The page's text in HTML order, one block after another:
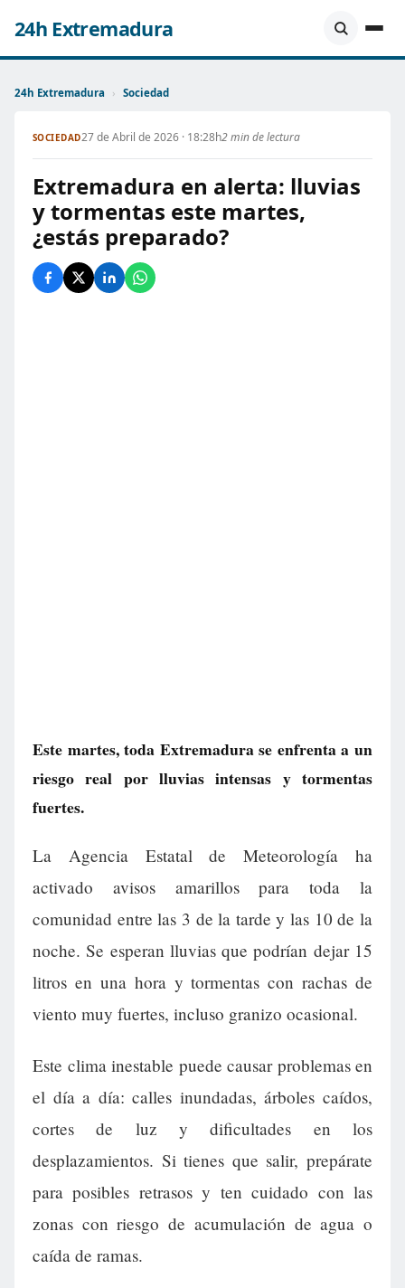
24h Extremadura
24h Extremadura › Sociedad
SOCIEDAD27 de Abril de 2026 · 18:28h2 min de lectura
Extremadura en alerta: lluvias
y tormentas este martes,
¿estás preparado?
Este martes, toda Extremadura se enfrenta a un
riesgo real por lluvias intensas y tormentas
fuertes.
La Agencia Estatal de Meteorología ha
activado avisos amarillos para toda la
comunidad entre las 3 de la tarde y las 10 de la
noche. Se esperan lluvias que podrían dejar 15
litros en una hora y tormentas con rachas de
viento muy fuertes, incluso granizo ocasional.
Este clima inestable puede causar problemas en
el día a día: calles inundadas, árboles caídos,
cortes de luz y dificultades en los
desplazamientos. Si tienes que salir, prepárate
para posibles retrasos y ten cuidado con las
zonas con riesgo de acumulación de agua o
caída de ramas.